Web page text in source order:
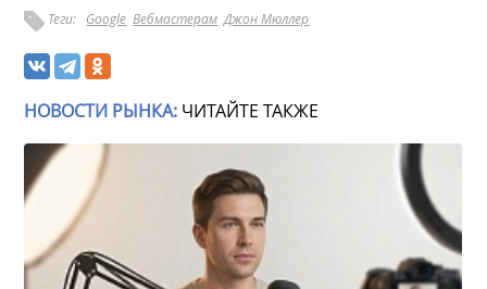
Теги: Google Вебмастерам Джон Мюллер
НОВОСТИ РЫНКА: ЧИТАЙТЕ ТАКЖЕ